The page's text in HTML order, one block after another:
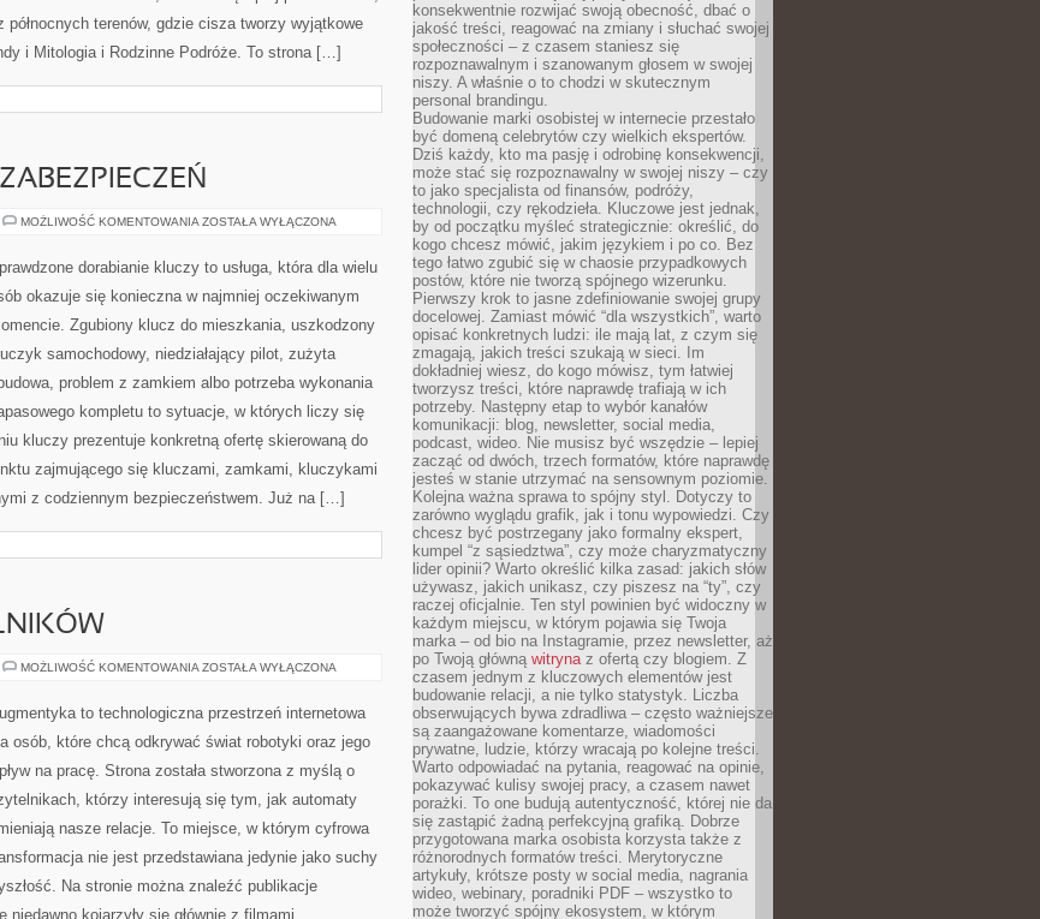
terenów, gdzie cisza tworzy wyjątkowe
i Mitologia i Rodzinne Podróże. To strona […]
MOŻLIWOŚĆ KOMENTOWANIA ALARMY
ZABEZPIECZEŃ
ZOSTAŁA WYŁĄCZONA
dorabianie kluczy to usługa, która dla wielu
okazuje się konieczna w najmniej oczekiwanym
Zgubiony klucz do mieszkania, uszkodzony
samochodowy, niedziałający pilot, zużyta
problem z zamkiem albo potrzeba wykonania
kompletu to sytuacje, w których liczy się
kluczy prezentuje konkretną ofertę skierowaną do
zajmującego się kluczami, zamkami, kluczykami
z codziennym bezpieczeństwem. Już na […]
MOŻLIWOŚĆ KOMENTOWANIA PYTANIA
ZOSTAŁA WYŁĄCZONA
to technologiczna przestrzeń internetowa
osób, które chcą odkrywać świat robotyki oraz jego
na pracę. Strona została stworzona z myślą o
którzy interesują się tym, jak automaty
nasze relacje. To miejsce, w którym cyfrowa
nie jest przedstawiana jedynie jako suchy
Na stronie można znaleźć publikacje
kojarzyły się głównie z filmami
konsekwentnie rozwijać swoją obecność, dbać o
jakość treści, reagować na zmiany i słuchać swojej
społeczności – z czasem staniesz się
rozpoznawalnym i szanowanym głosem w swojej
niszy. A właśnie o to chodzi w skutecznym
personal brandingu.
Budowanie marki osobistej w internecie przestało
być domeną celebrytów czy wielkich ekspertów.
Dziś każdy, kto ma pasję i odrobinę konsekwencji,
może stać się rozpoznawalny w swojej niszy – czy
to jako specjalista od finansów, podróży,
technologii, czy rękodzieła. Kluczowe jest jednak,
by od początku myśleć strategicznie: określić, do
kogo chcesz mówić, jakim językiem i po co. Bez
tego łatwo zgubić się w chaosie przypadkowych
postów, które nie tworzą spójnego wizerunku.
Pierwszy krok to jasne zdefiniowanie swojej grupy
docelowej. Zamiast mówić “dla wszystkich”, warto
opisać konkretnych ludzi: ile mają lat, z czym się
zmagają, jakich treści szukają w sieci. Im
dokładniej wiesz, do kogo mówisz, tym łatwiej
tworzysz treści, które naprawdę trafiają w ich
potrzeby. Następny etap to wybór kanałów
komunikacji: blog, newsletter, social media,
podcast, wideo. Nie musisz być wszędzie – lepiej
zacząć od dwóch, trzech formatów, które naprawdę
jesteś w stanie utrzymać na sensownym poziomie.
Kolejna ważna sprawa to spójny styl. Dotyczy to
zarówno wyglądu grafik, jak i tonu wypowiedzi. Czy
chcesz być postrzegany jako formalny ekspert,
kumpel “z sąsiedztwa”, czy może charyzmatyczny
lider opinii? Warto określić kilka zasad: jakich słów
używasz, jakich unikasz, czy piszesz na “ty”, czy
raczej oficjalnie. Ten styl powinien być widoczny w
każdym miejscu, w którym pojawia się Twoja
marka – od bio na Instagramie, przez newsletter, aż
po Twoją główną witrynaz ofertą czy blogiem. Z
czasem jednym z kluczowych elementów jest
budowanie relacji, a nie tylko statystyk. Liczba
obserwujących bywa zdradliwa – często ważniejsze
są zaangażowane komentarze, wiadomości
prywatne, ludzie, którzy wracają po kolejne treści.
Warto odpowiadać na pytania, reagować na opinie,
pokazywać kulisy swojej pracy, a czasem nawet
porażki. To one budują autentyczność, której nie da
się zastąpić żadną perfekcyjną grafiką. Dobrze
przygotowana marka osobista korzysta także z
różnorodnych formatów treści. Merytoryczne
artykuły, krótsze posty w social media, nagrania
wideo, webinary, poradniki PDF – wszystko to
może tworzyć spójny ekosystem, w którym